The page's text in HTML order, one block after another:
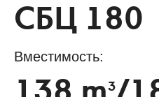
СБЦ 180
Вместимость:
3